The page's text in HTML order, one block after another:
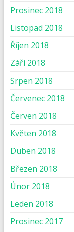
Prosinec 2018
Listopad 2018
Říjen 2018
Září 2018
Srpen 2018
Červenec 2018
Červen 2018
Květen 2018
Duben 2018
Březen 2018
Únor 2018
Leden 2018
Prosinec 2017